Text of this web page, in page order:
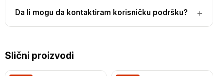
Da li mogu da kontaktiram korisničku podršku?
Slični proizvodi